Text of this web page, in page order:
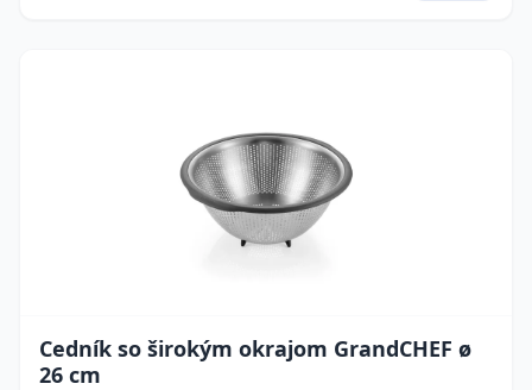
Cedník so širokým okrajom GrandCHEF ø
26 cm